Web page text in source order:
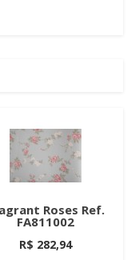
Roses Ref.
FA811002
R$ 282,94